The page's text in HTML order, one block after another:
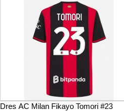
Dres AC Milan Fikayo Tomori #23